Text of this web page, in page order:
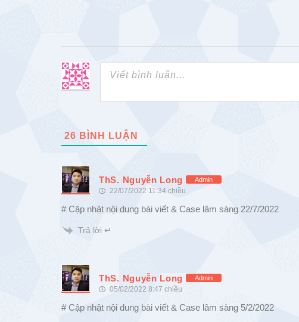
26 BÌNH LUẬN
ThS. Nguyễn Long Admin
22/07/2022 11:34 chiều
# Cập nhật nội dung bài viết & Case lâm sàng 22/7/2022
Trả lời ↵
ThS. Nguyễn Long Admin
05/02/2022 8:47 chiều
# Cập nhật nội dung bài viết & Case lâm sàng 5/2/2022